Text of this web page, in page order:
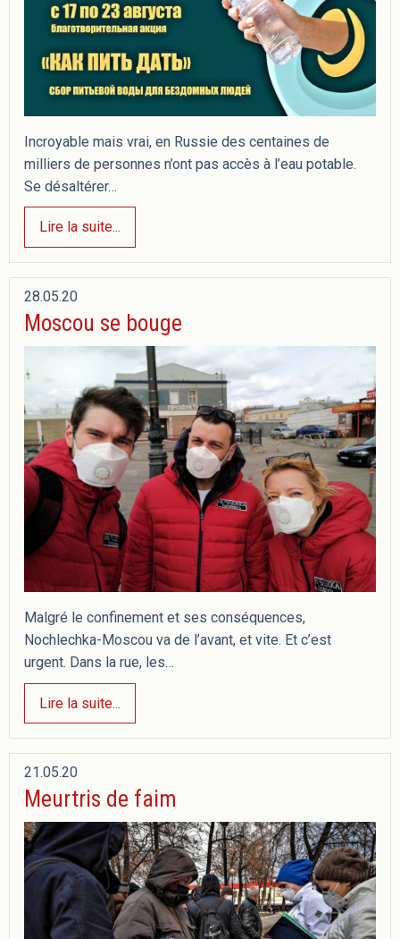
Incroyable mais vrai, en Russie des centaines de
milliers de personnes n’ont pas accès à l’eau potable.
Se désaltérer…
Lire la suite...
28.05.20
Moscou se bouge
Malgré le confinement et ses conséquences,
Nochlechka-Moscou va de l’avant, et vite. Et c’est
urgent. Dans la rue, les…
Lire la suite...
21.05.20
Meurtris de faim